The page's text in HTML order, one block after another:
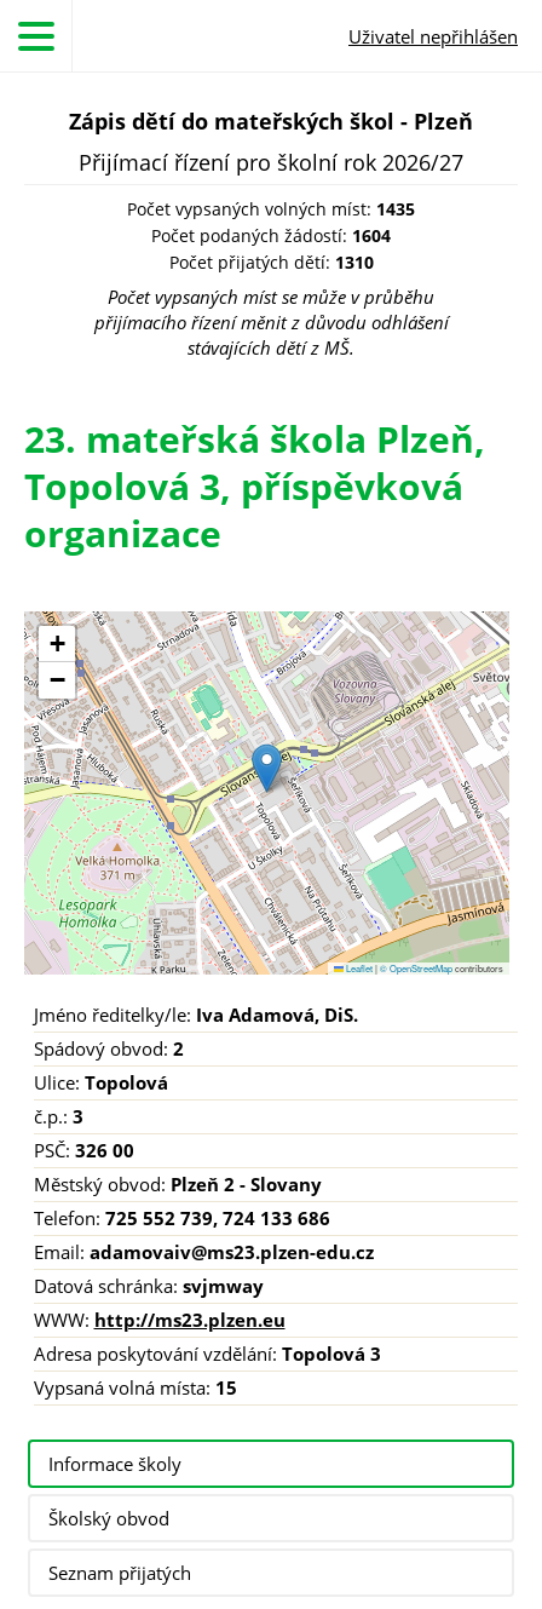
Uživatel nepřihlášen
Zápis dětí do mateřských škol - Plzeň
Přijímací řízení pro školní rok 2026/27
Počet vypsaných volných míst: 1435
Počet podaných žádostí: 1604
Počet přijatých dětí: 1310
Počet vypsaných míst se může v průběhu
přijímacího řízení měnit z důvodu odhlášení
stávajících dětí z MŠ.
23. mateřská škola Plzeň,
Topolová 3, příspěvková
organizace
+
−
Leaflet | © OpenStreetMapcontributors
Jméno ředitelky/le: Iva Adamová, DiS.
Spádový obvod: 2
Ulice: Topolová
č.p.: 3
PSČ: 326 00
Městský obvod: Plzeň 2 - Slovany
Telefon: 725 552 739, 724 133 686
Email: adamovaiv@ms23.plzen-edu.cz
Datová schránka: svjmway
WWW: http://ms23.plzen.eu
Adresa poskytování vzdělání: Topolová 3
Vypsaná volná místa: 15
Informace školy
Školský obvod
Seznam přijatých